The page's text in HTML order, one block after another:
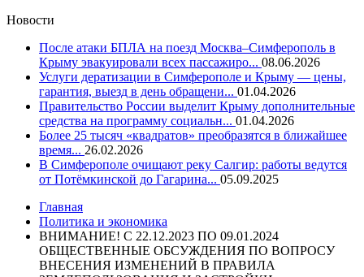
Новости
После атаки БПЛА на поезд Москва–Симферополь в
Крыму эвакуировали всех пассажиро... 08.06.2026
Услуги дератизации в Симферополе и Крыму — цены,
гарантия, выезд в день обращени... 01.04.2026
Правительство России выделит Крыму дополнительные
средства на программу социальн... 01.04.2026
Более 25 тысяч «квадратов» преобразятся в ближайшее
время... 26.02.2026
В Симферополе очищают реку Салгир: работы ведутся
от Потёмкинской до Гагарина... 05.09.2025
Главная
Политика и экономика
ВНИМАНИЕ! С 22.12.2023 ПО 09.01.2024
ОБЩЕСТВЕННЫЕ ОБСУЖДЕНИЯ ПО ВОПРОСУ
ВНЕСЕНИЯ ИЗМЕНЕНИЙ В ПРАВИЛА